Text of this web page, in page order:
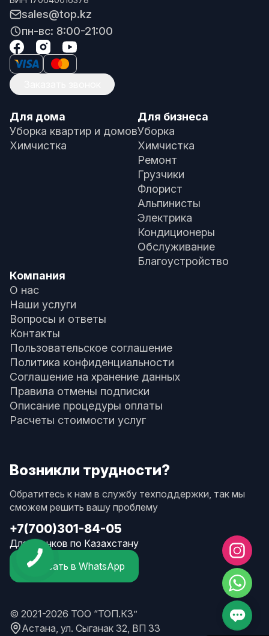
sales@top.kz
пн-вс: 8:00-21:00
Для дома
Уборка квартир и домов
Химчистка
Для бизнеса
Уборка
Химчистка
Ремонт
Грузчики
Флорист
Альпинисты
Электрика
Кондиционеры
Обслуживание
Благоустройство
Компания
О нас
Наши услуги
Вопросы и ответы
Контакты
Пользовательское соглашение
Политика конфиденциальности
Соглашение на хранение данных
Правила отмены подписки
Описание процедуры оплаты
Расчеты стоимости услуг
Возникли трудности?
Обратитесь к нам в службу техподдержки, так мы
сможем решить вашу проблему
+7(700)301-84-05
Для звонков по Казахстану
Написать в WhatsApp
© 2021-2026 ТОО “ТОП.КЗ”
Астана, ул. Сыганак 32, ВП 33